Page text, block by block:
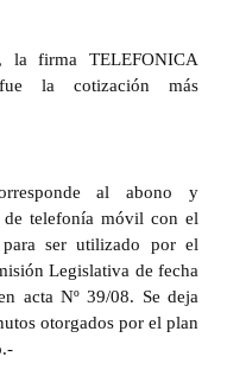
la firma TELEFONICA
la cotización más
al abono y
de telefonía móvil con el
ser utilizado por el
Legislativa de fecha
acta Nº 39/08. Se deja
otorgados por el plan